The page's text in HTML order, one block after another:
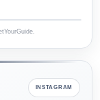
INSTAGRAM